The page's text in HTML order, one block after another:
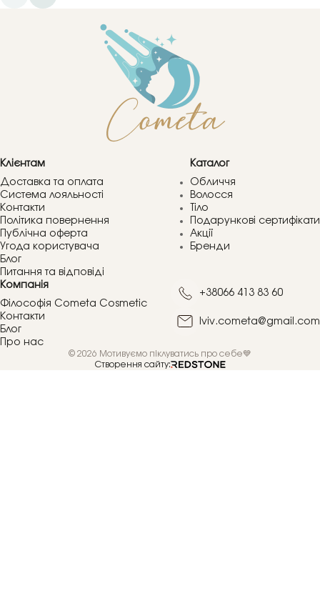
Клієнтам
Доставка та оплата
Система лояльності
Контакти
Політика повернення
Публічна оферта
Угода користувача
Блог
Питання та відповіді
Каталог
Обличчя
Волосся
Тіло
Подарункові сертифікати
Акції
Бренди
Компанія
Філософія Cometa Cosmetic
Контакти
Блог
Про нас
+38066 413 83 60
lviv.cometa@gmail.com
© 2026 Мотивуємо піклуватись про себе💙
Створення сайту: